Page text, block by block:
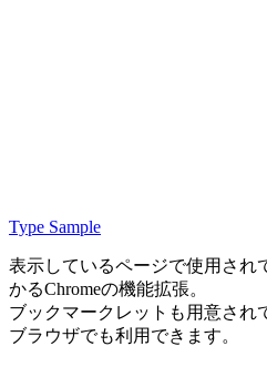
Type Sample
表示しているページで使用され
かるChromeの機能拡張。
ブックマークレットも用意され
ブラウザでも利用できます。